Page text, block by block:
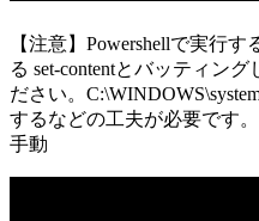
【注意】Powershellで実行
る set-contentとバッティン
ださい。
するなどの工夫が必要です。
手動